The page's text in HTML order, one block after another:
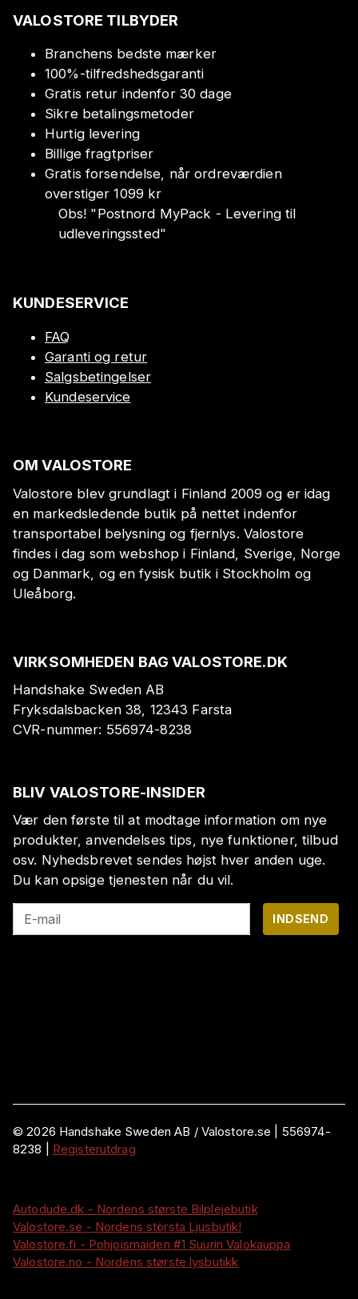
VALOSTORE TILBYDER
Branchens bedste mærker
100%-tilfredshedsgaranti
Gratis retur indenfor 30 dage
Sikre betalingsmetoder
Hurtig levering
Billige fragtpriser
Gratis forsendelse, når ordreværdien
overstiger 1099 kr
Obs! "Postnord MyPack - Levering til
udleveringssted"
KUNDESERVICE
FAQ
Garanti og retur
Salgsbetingelser
Kundeservice
OM VALOSTORE
Valostore blev grundlagt i Finland 2009 og er idag
en markedsledende butik på nettet indenfor
transportabel belysning og fjernlys. Valostore
findes i dag som webshop i Finland, Sverige, Norge
og Danmark, og en fysisk butik i Stockholm og
Uleåborg.
VIRKSOMHEDEN BAG VALOSTORE.DK
Handshake Sweden AB
Fryksdalsbacken 38, 12343 Farsta
CVR-nummer: 556974-8238
BLIV VALOSTORE-INSIDER
Vær den første til at modtage information om nye
produkter, anvendelses tips, nye funktioner, tilbud
osv. Nyhedsbrevet sendes højst hver anden uge.
Du kan opsige tjenesten når du vil.
E-mail INDSEND
©2026 Handshake Sweden AB / Valostore.se | 556974-
8238
Registerutdrag
Autodude.dk - Nordens største Bilplejebutik
Valostore.se - Nordens största Ljusbutik!
Valostore.fi - Pohjoismaiden #1 Suurin Valokauppa
Valostore.no - Nordens største lysbutikk